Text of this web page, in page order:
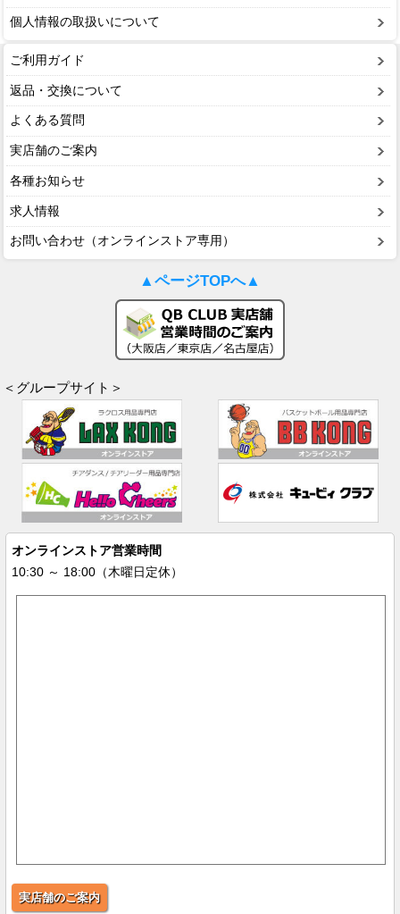
個人情報の取扱いについて
ご利用ガイド
返品・交換について
よくある質問
実店舗のご案内
各種お知らせ
求人情報
お問い合わせ（オンラインストア専用）
▲ページTOPへ▲
＜グループサイト＞
オンラインストア営業時間
10:30 ～ 18:00（木曜日定休）
実店舗のご案内